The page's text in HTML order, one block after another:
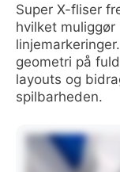
Super X-fliser
hvilket
geometri på
layouts og
spilbarheden.